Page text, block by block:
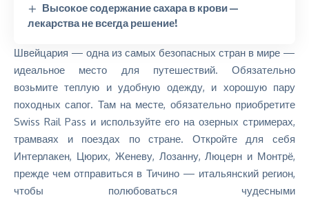
Высокое содержание сахара в крови —
лекарства не всегда решение!
Швейцария — одна из самых безопасных стран в мире —
идеальное место для путешествий. Обязательно
возьмите теплую и удобную одежду, и хорошую пару
походных сапог. Там на месте, обязательно приобретите
Swiss Rail Pass и используйте его на озерных стримерах,
трамваях и поездах по стране. Откройте для себя
Интерлакен, Цюрих, Женеву, Лозанну, Люцерн и Монтрё,
прежде чем отправиться в Тичино — итальянский регион,
чтобы полюбоваться чудесными